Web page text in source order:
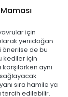
için
yenidoğan
önerilse de bu
kediler için
aynı
sıra hamile ya
edilebilir.